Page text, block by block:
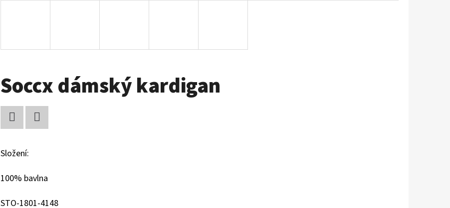
Soccx dámský kardigan
Složení:
100% bavlna
STO-1801-4148